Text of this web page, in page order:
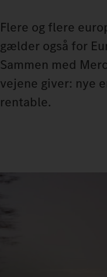
Flere og flere
gælder også for
Sammen med
vejene giver: nye
rentable.